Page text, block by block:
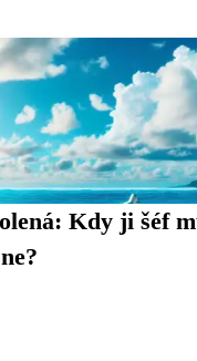
Kdy ji šéf